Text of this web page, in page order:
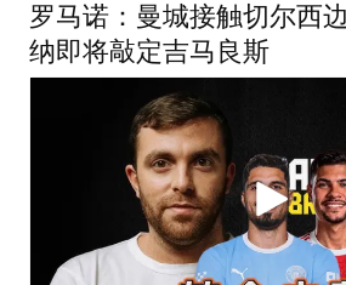
罗马诺：曼城接触切尔西
纳即将敲定吉马良斯